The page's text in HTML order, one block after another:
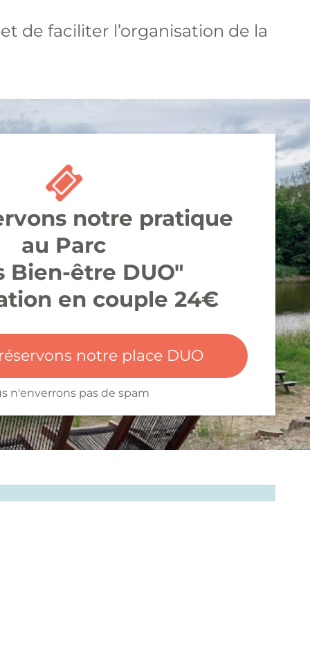
de faciliter l’organisation de la
notre pratique
au Parc
Bien-être DUO"
en couple 24€
notre place DUO
n'enverrons pas de spam